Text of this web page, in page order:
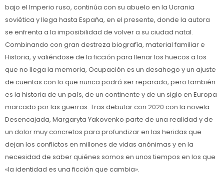
bajo el Imperio ruso, continúa con su abuelo en la Ucrania
soviética y llega hasta España, en el presente, donde la autora
se enfrenta a la imposibilidad de volver a su ciudad natal.
Combinando con gran destreza biografía, material familiar e
Historia, y valiéndose de la ficción para llenar los huecos a los
que no llega la memoria, Ocupación es un desahogo y un ajuste
de cuentas con lo que nunca podrá ser reparado, pero también
es la historia de un país, de un continente y de un siglo en Europa
marcado por las guerras. Tras debutar con 2020 con la novela
Desencajada, Margaryta Yakovenko parte de una realidad y de
un dolor muy concretos para profundizar en las heridas que
dejan los conflictos en millones de vidas anónimas y en la
necesidad de saber quiénes somos en unos tiempos en los que
«la identidad es una ficción que cambia».